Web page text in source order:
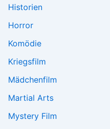
Historien
Horror
Komödie
Kriegsfilm
Mädchenfilm
Martial Arts
Mystery Film